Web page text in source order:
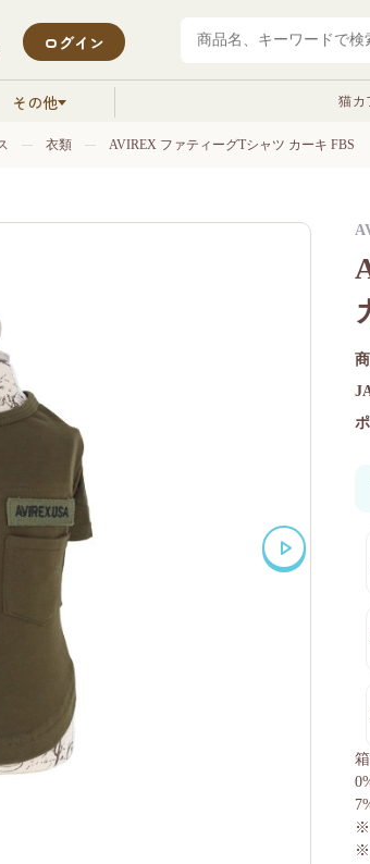
ログイン
その他 猫カ
衣類 AVIREX ファティーグTシャツ カーキ FBS
※
※